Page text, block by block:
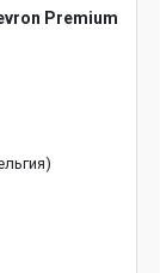
Premium